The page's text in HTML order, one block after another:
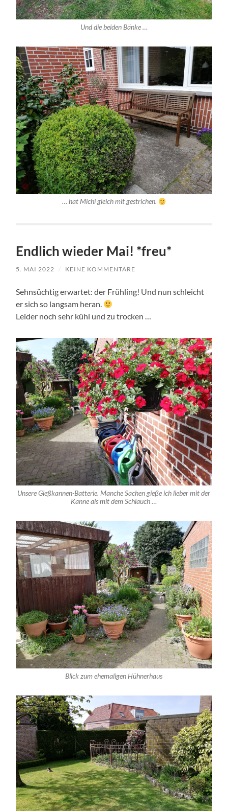
Und die beiden Bänke …
… hat Michi gleich mit gestrichen.
Endlich wieder Mai! *freu*
5. MAI 2022 / KEINE KOMMENTARE
Sehnsüchtig erwartet: der Frühling! Und nun schleicht
er sich so langsam heran.
Leider noch sehr kühl und zu trocken …
Unsere Gießkannen-Batterie. Manche Sachen gieße ich lieber mit der
Kanne als mit dem Schlauch …
Blick zum ehemaligen Hühnerhaus